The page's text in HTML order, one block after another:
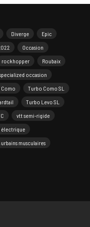
Diverge
Epic
Occasion
rockhopper
Roubaix
occasion
Turbo Como SL
Turbo Levo SL
vtt semi-rigide
électrique
urbains musculaires